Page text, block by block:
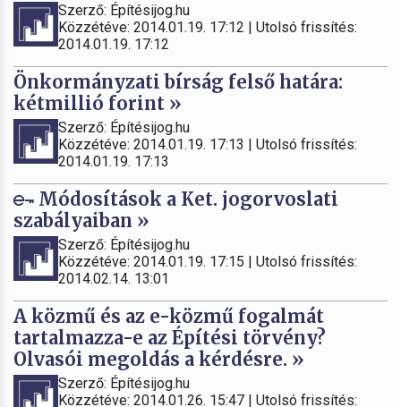
Szerző: Építésijog.hu
Közzétéve: 2014.01.19. 17:12 | Utolsó frissítés:
2014.01.19. 17:12
Önkormányzati bírság felső határa:
kétmillió forint »
Szerző: Építésijog.hu
Közzétéve: 2014.01.19. 17:13 | Utolsó frissítés:
2014.01.19. 17:13
Módosítások a Ket. jogorvoslati
szabályaiban »
Szerző: Építésijog.hu
Közzétéve: 2014.01.19. 17:15 | Utolsó frissítés:
2014.02.14. 13:01
A közmű és az e-közmű fogalmát
tartalmazza-e az Építési törvény?
Olvasói megoldás a kérdésre. »
Szerző: Építésijog.hu
Közzétéve: 2014.01.26. 15:47 | Utolsó frissítés: